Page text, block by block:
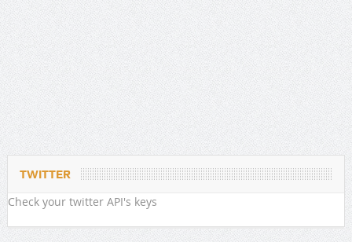
TWITTER
Check your twitter API's keys